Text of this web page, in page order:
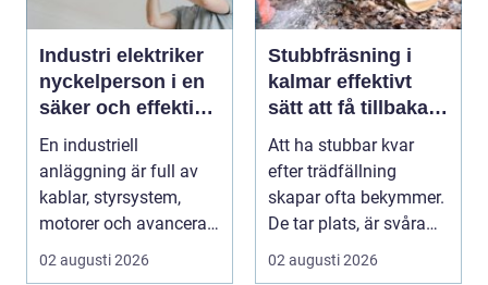
Industri elektriker
nyckelperson i en
säker och effektiv
produktion
En industriell
anläggning är full av
kablar, styrsystem,
motorer och avancerad
teknik. Bakom allt de...
02 augusti 2026
Stubbfräsning i
kalmar effektivt
sätt att få tillbaka
trädgården
Att ha stubbar kvar
efter trädfällning
skapar ofta bekymmer.
De tar plats, är svåra
att klippa runt,...
02 augusti 2026